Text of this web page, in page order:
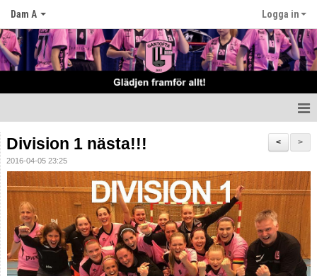
Dam A Logga in
Nyheter
Truppen
Matcher
Tabell
>
<
Division 1 nästa!!!
2016-04-05 23:25